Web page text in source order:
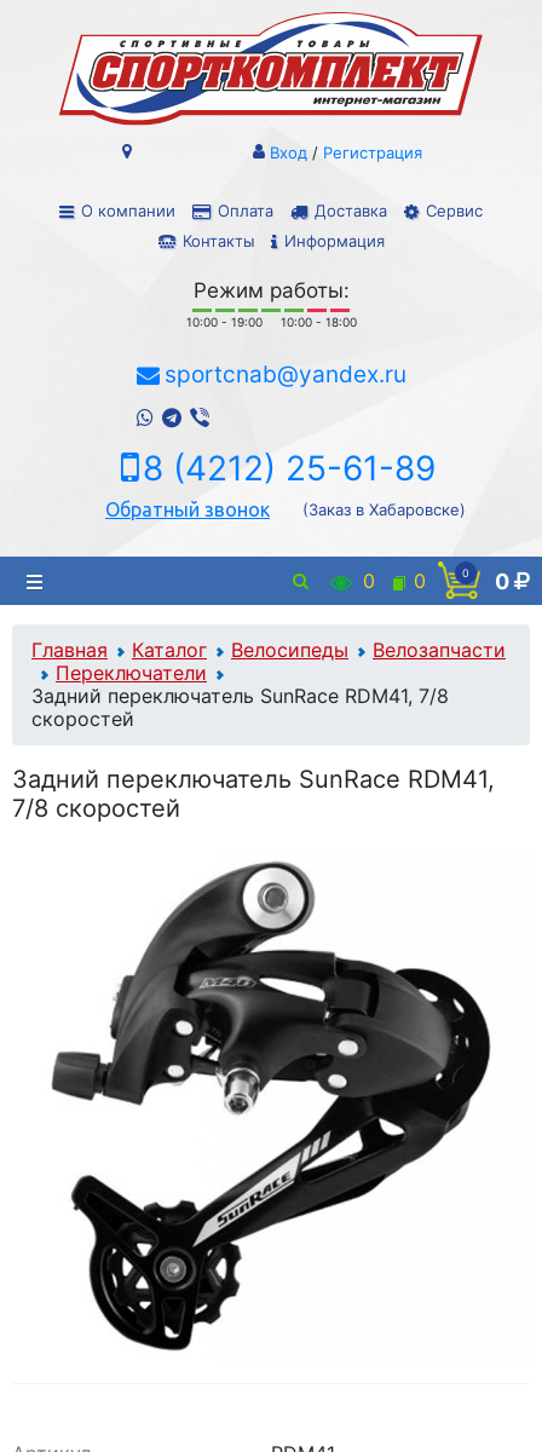
О компании Оплата Доставка
Сервис
Контакты
Информация
Вход / Регистрация
Режим работы:
10:00 - 19:00 10:00 - 18:00
sportcnab@yandex.ru
8 (4212) 25-61-89
Обратный звонок (Заказ в Хабаровске)
0 0 0 0
Главная Каталог Велосипеды
Велозапчасти
Переключатели
Задний переключатель SunRace RDM41, 7/8
скоростей
Задний переключатель SunRace RDM41,
7/8 скоростей